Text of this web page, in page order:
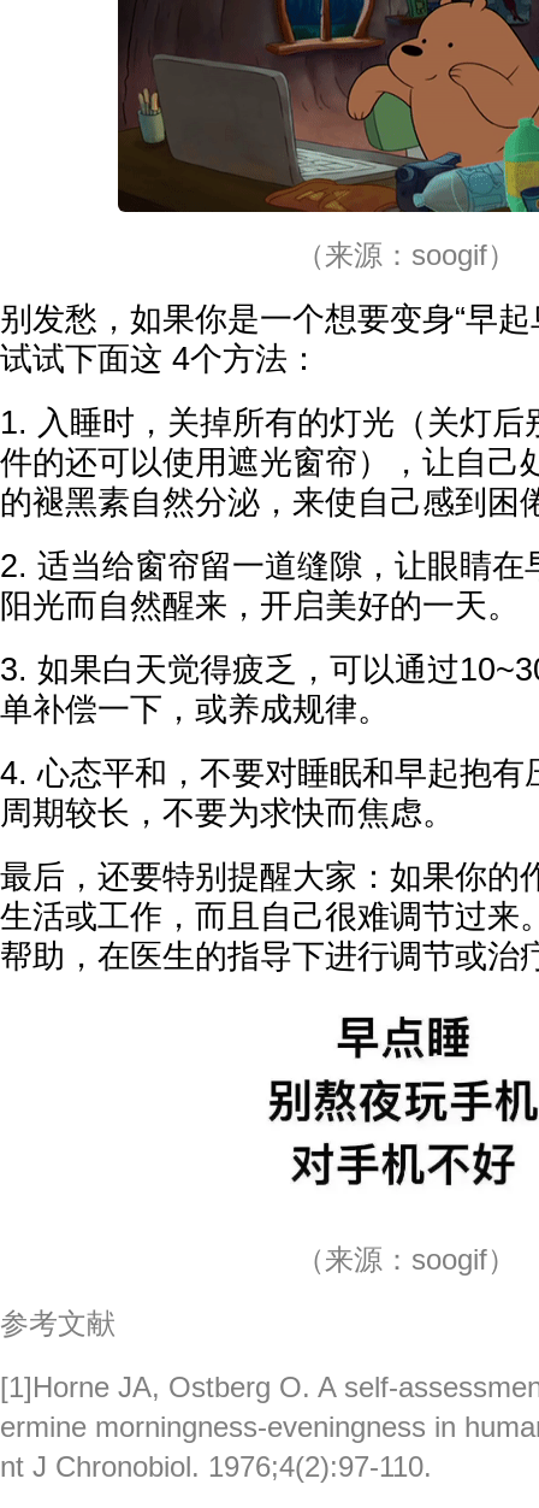
（来源：soogif）
别发愁，如果你是一个想要变身“早
试试下面这 4个方法：
1. 入睡时，关掉所有的灯光（关灯后
件的还可以使用遮光窗帘），让自己
的褪黑素自然分泌，来使自己感到困
2. 适当给窗帘留一道缝隙，让眼睛在
阳光而自然醒来，开启美好的一天。
3. 如果白天觉得疲乏，可以通过
单补偿一下，或养成规律。
4. 心态平和，不要对睡眠和早起抱有
周期较长，不要为求快而焦虑。
最后，还要特别提醒大家：如果你的
生活或工作，而且自己很难调节过来
帮助，在医生的指导下进行调节或治
（来源：soogif）
参考文献
[1]Horne JA, Ostberg O. A self-
ermine morningness-eveningness in
nt J Chronobiol. 1976;4(2):97-110.